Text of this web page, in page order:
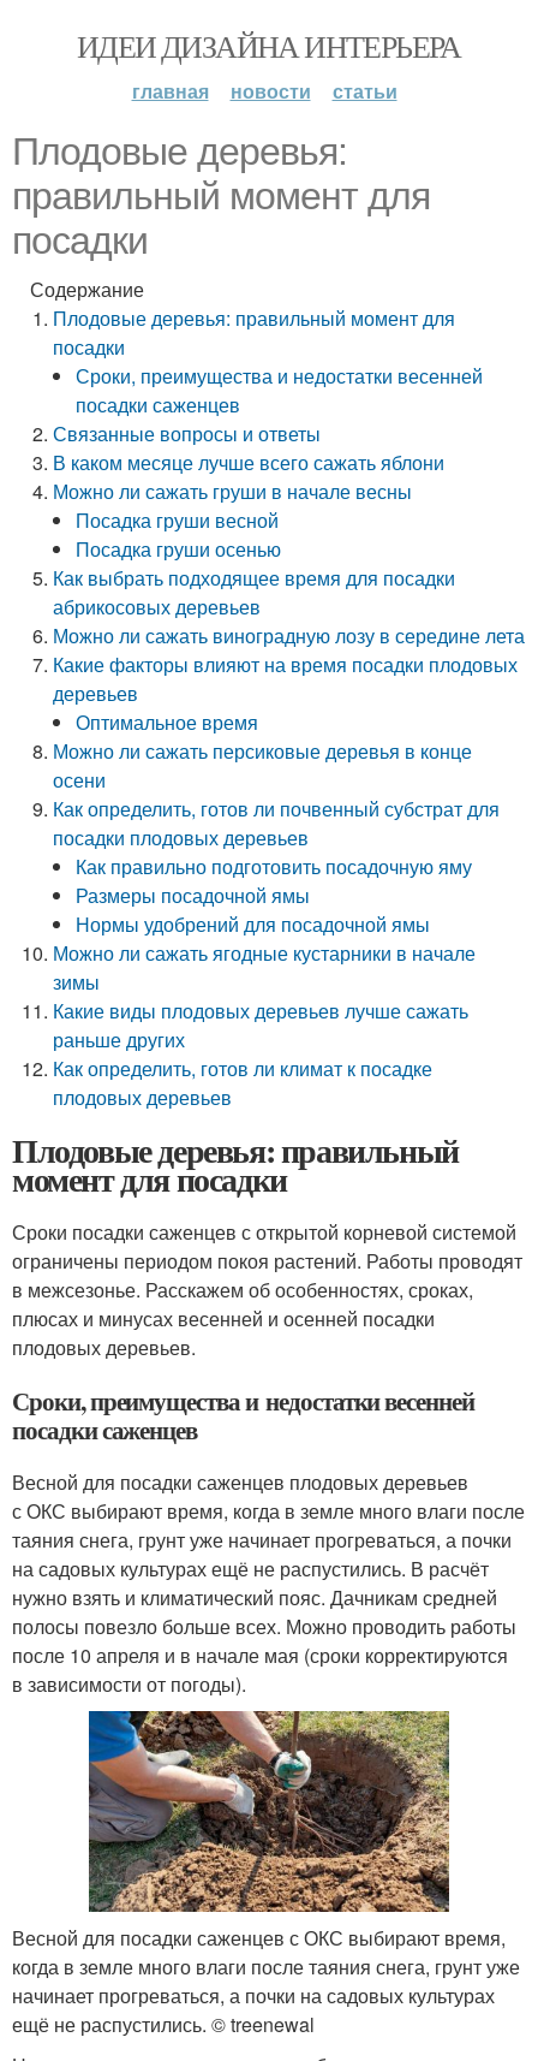
ИДЕИ ДИЗАЙНА ИНТЕРЬЕРА
главная новости статьи
Плодовые деревья:
правильный момент для
посадки
Содержание
Плодовые деревья: правильный момент для
посадки
Сроки, преимущества и недостатки весенней
посадки саженцев
Связанные вопросы и ответы
В каком месяце лучше всего сажать яблони
Можно ли сажать груши в начале весны
Посадка груши весной
Посадка груши осенью
Как выбрать подходящее время для посадки
абрикосовых деревьев
Можно ли сажать виноградную лозу в середине лета
Какие факторы влияют на время посадки плодовых
деревьев
Оптимальное время
Можно ли сажать персиковые деревья в конце
осени
Как определить, готов ли почвенный субстрат для
посадки плодовых деревьев
Как правильно подготовить посадочную яму
Размеры посадочной ямы
Нормы удобрений для посадочной ямы
Можно ли сажать ягодные кустарники в начале
зимы
Какие виды плодовых деревьев лучше сажать
раньше других
Как определить, готов ли климат к посадке
плодовых деревьев
Плодовые деревья: правильный
момент для посадки
Сроки посадки саженцев с открытой корневой системой
ограничены периодом покоя растений. Работы проводят
в межсезонье. Расскажем об особенностях, сроках,
плюсах и минусах весенней и осенней посадки
плодовых деревьев.
Сроки, преимущества и недостатки весенней
посадки саженцев
Весной для посадки саженцев плодовых деревьев
с ОКС выбирают время, когда в земле много влаги после
таяния снега, грунт уже начинает прогреваться, а почки
на садовых культурах ещё не распустились. В расчёт
нужно взять и климатический пояс. Дачникам средней
полосы повезло больше всех. Можно проводить работы
после 10 апреля и в начале мая (сроки корректируются
в зависимости от погоды).
Весной для посадки саженцев с ОКС выбирают время,
когда в земле много влаги после таяния снега, грунт уже
начинает прогреваться, а почки на садовых культурах
ещё не распустились. © treenewal